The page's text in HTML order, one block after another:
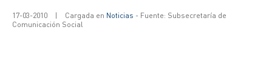
17-03-2010 | Cargada en Noticias - Fuente: Subsecretaría de
Comunicación Social